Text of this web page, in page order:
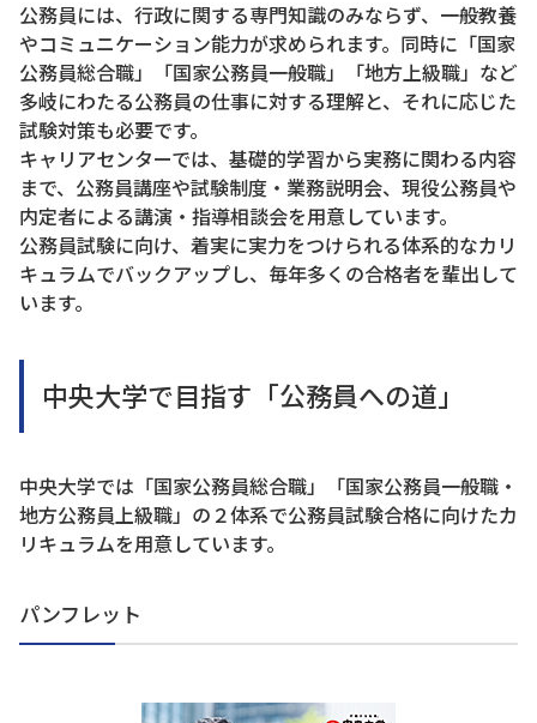
公務員には、行政に関する専門知識のみならず、一般教養
やコミュニケーション能力が求められます。同時に「国家
公務員総合職」「国家公務員一般職」「地方上級職」など
多岐にわたる公務員の仕事に対する理解と、それに応じた
試験対策も必要です。
キャリアセンターでは、基礎的学習から実務に関わる内容
まで、公務員講座や試験制度・業務説明会、現役公務員や
内定者による講演・指導相談会を用意しています。
公務員試験に向け、着実に実力をつけられる体系的なカリ
キュラムでバックアップし、毎年多くの合格者を輩出して
います。
中央大学で目指す「公務員への道」
中央大学では「国家公務員総合職」「国家公務員一般職・
地方公務員上級職」の２体系で公務員試験合格に向けたカ
リキュラムを用意しています。
パンフレット